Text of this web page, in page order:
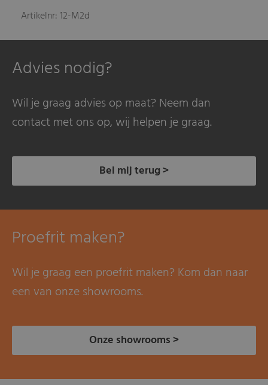
Artikelnr: 12-M2d
Advies nodig?
Wil je graag advies op maat? Neem dan
contact met ons op, wij helpen je graag.
Bel mij terug >
Proefrit maken?
Wil je graag een proefrit maken? Kom dan naar
een van onze showrooms.
Onze showrooms >